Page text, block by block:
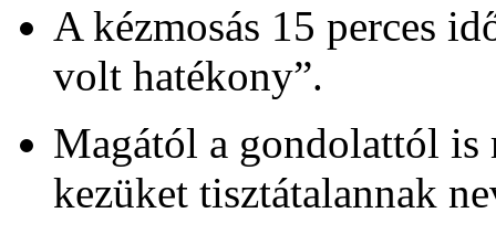
A kézmosás 15 perces
volt hatékony”.
Magától a gondolattól is
kezüket tisztátalannak